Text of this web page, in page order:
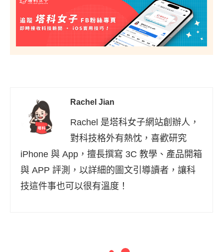
Rachel Jian
Rachel 是塔科女子網站創辦人，
對科技格外有熱忱，喜歡研究
iPhone 與 App，擅長撰寫 3C 教學、產品開箱
與 APP 評測，以詳細的圖文引導讀者，讓科
技這件事也可以很有溫度！